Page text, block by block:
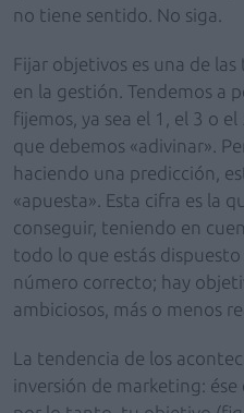
no tiene sentido. No siga.
Fijar objetivos es una de
en la gestión. Tendemos a
fijemos, ya sea el 1, el 3 o
que debemos «adivinar».
haciendo una predicción,
«apuesta». Esta cifra es la
conseguir, teniendo en
todo lo que estás
número correcto; hay
ambiciosos, más o menos
La tendencia de los
inversión de marketing: ése